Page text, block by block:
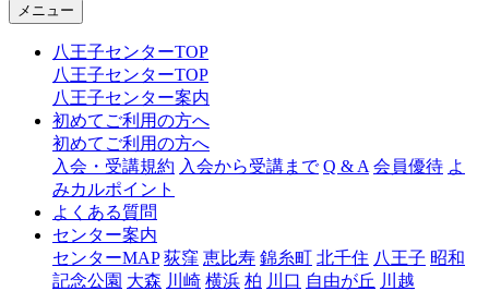
ャ
王
メニュー
八王子センターTOP
八王子センターTOP
八王子センター案内
初めてご利用の方へ
初めてご利用の方へ
入会・受講規約 入会から受講まで Q & A 会員優待 よ
みカルポイント
よくある質問
センター案内
センターMAP 荻窪 恵比寿 錦糸町 北千住 八王子 昭和
記念公園 大森 川崎 横浜 柏 川口 自由が丘 川越